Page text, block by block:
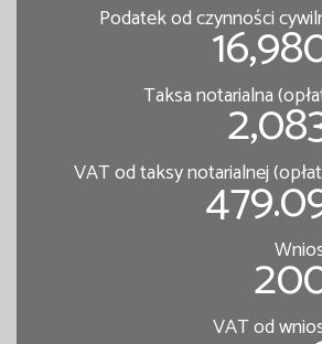
Podatek od czynności
Taksa notarialna
VAT od taksy notarialnej
VAT od